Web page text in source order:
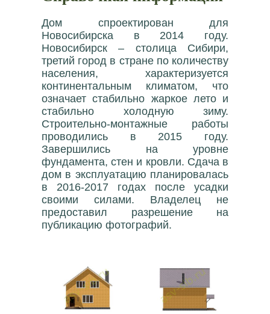
Дом спроектирован для
Новосибирска в 2014 году.
Новосибирск – столица Сибири,
третий город в стране по количеству
населения, характеризуется
континентальным климатом, что
означает стабильно жаркое лето и
стабильно холодную зиму.
Строительно-монтажные работы
проводились в 2015 году.
Завершились на уровне
фундамента, стен и кровли. Сдача в
дом в эксплуатацию планировалась
в 2016-2017 годах после усадки
своими силами. Владелец не
предоставил разрешение на
публикацию фотографий.